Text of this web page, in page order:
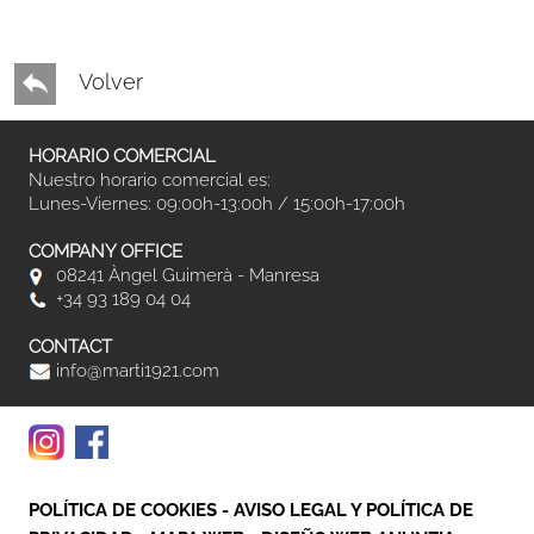
Volver
HORARIO COMERCIAL
Nuestro horario comercial es:
Lunes-Viernes: 09:00h-13:00h / 15:00h-17:00h
COMPANY OFFICE
08241 Àngel Guimerà - Manresa
+34 93 189 04 04
CONTACT
info@marti1921.com
POLÍTICA DE COOKIES - AVISO LEGAL Y POLÍTICA DE